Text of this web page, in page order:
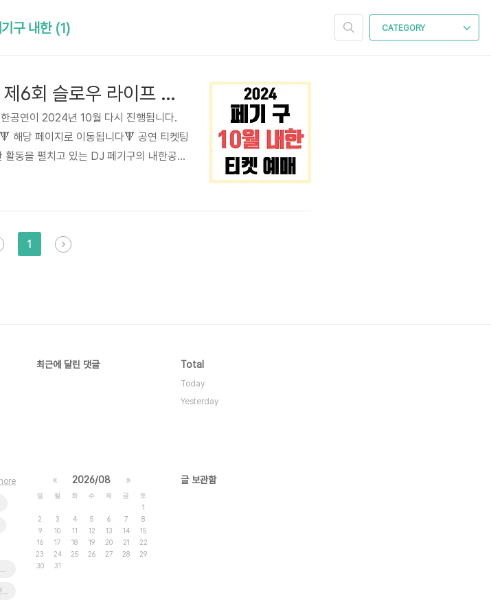
CATEGORY
구 내한 (1)
페기구 내한 공연 티켓 예매 2024 제6회 슬로우 라이프 슬로우 라이브
공연이 2024년 10월 다시 진행됩니다.
해당 페이지로 이동됩니다🔻 공연 티켓팅
동을 펼치고 있는 DJ 페기구의 내한공연
해야 하는 상황에 많은 팬들이 아쉬워했
접 공연하는 무대를 선보일 공연이..
1
최근에 달린 댓글 Total
Today
Yesterday
코스트코 매장 위치
킹 아서 레전드 라이즈 사전예약
« 2026/08 »
일 월 화 수 목 금
토
1
2
3 4 5 6 7
8
9
10 11 12 13 14
15
16
17 18 19 20 21
22
23
24 25 26 27 28
29
30
31
글 보관함